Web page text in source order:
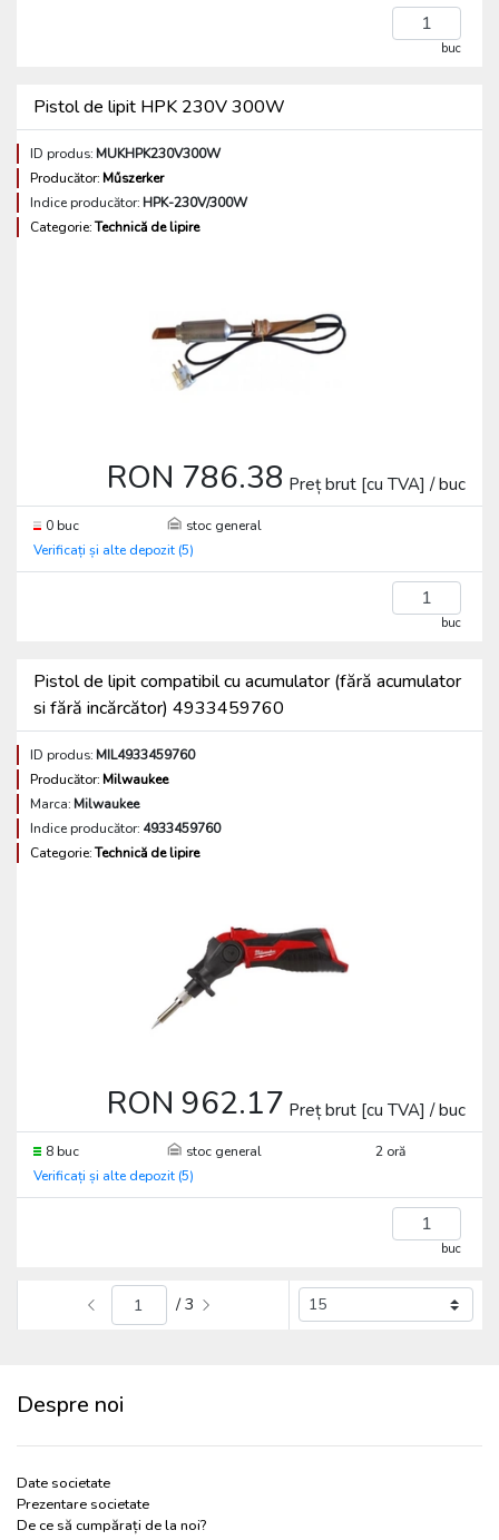
buc
Pistol de lipit HPK 230V 300W
ID produs:MUKHPK230V300W
Producător:Műszerker
Indice producător:HPK-230V/300W
Categorie:Technică de lipire
RON 786.38 Preț brut [cu TVA] / buc
0 buc
stoc general
Verificați și alte depozit (5)
buc
Pistol de lipit compatibil cu acumulator (fără acumulator
si fără incărcător) 4933459760
ID produs:MIL4933459760
Producător:Milwaukee
Marca:Milwaukee
Indice producător: 4933459760
Categorie:Technică de lipire
RON 962.17 Preț brut [cu TVA] / buc
8 buc stoc general
2 oră
Verificați și alte depozit (5)
buc
/ 3
Despre noi
Date societate
Prezentare societate
De ce să cumpărați de la noi?